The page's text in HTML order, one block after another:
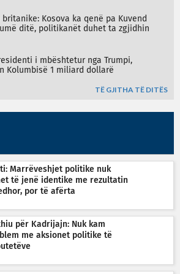
Kosova ka qenë pa Kuvend
ditë, politikanët duhet ta zgjidhin
i mbështetur nga Trumpi,
Kolumbisë 1 miliard dollarë
TË GJITHA TË DITËS
Marrëveshjet politike nuk
të jenë identike me rezultatin
por të afërta
për Kadrijajn: Nuk kam
me aksionet politike të